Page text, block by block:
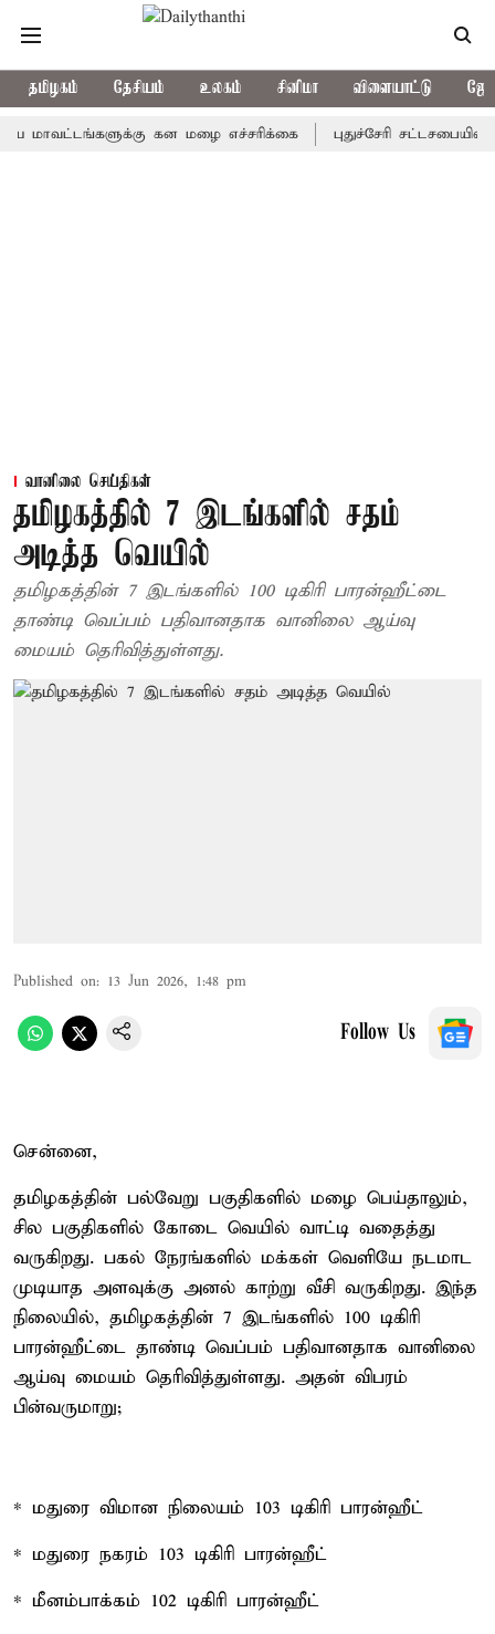
தமிழகம் தேசியம் உலகம் சினிமா விளையாட்டு
கன மழை எச்சரிக்கை புதுச்சேரி சட்டசபையில்
வானிலை செய்திகள்
தமிழகத்தில் 7 இடங்களில் சதம்
அடித்த வெயில்
தமிழகத்தின் 7 இடங்களில் 100 டிகிரி பாரன்ஹீட்டை
தாண்டி வெப்பம் பதிவானதாக வானிலை ஆய்வு
மையம் தெரிவித்துள்ளது.
Published on: 13 Jun 2026, 1:48 pm
Follow Us
சென்னை,
தமிழகத்தின் பல்வேறு பகுதிகளில் மழை பெய்தாலும்,
சில பகுதிகளில் கோடை வெயில் வாட்டி வதைத்து
வருகிறது. பகல் நேரங்களில் மக்கள் வெளியே நடமாட
முடியாத அளவுக்கு அனல் காற்று வீசி வருகிறது. இந்த
நிலையில், தமிழகத்தின் 7 இடங்களில் 100 டிகிரி
பாரன்ஹீட்டை தாண்டி வெப்பம் பதிவானதாக வானிலை
ஆய்வு மையம் தெரிவித்துள்ளது. அதன் விபரம்
பின்வருமாறு;
* மதுரை விமான நிலையம் 103 டிகிரி பாரன்ஹீட்
* மதுரை நகரம் 103 டிகிரி பாரன்ஹீட்
* மீனம்பாக்கம் 102 டிகிரி பாரன்ஹீட்